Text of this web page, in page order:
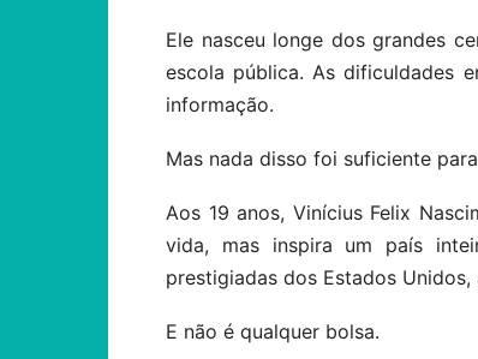
Ele nasceu longe dos grandes
escola pública. As dificuldades
informação.
Mas nada disso foi suficiente
Aos 19 anos, Vinícius Felix
vida, mas inspira um país
prestigiadas dos Estados Unidos,
E não é qualquer bolsa.